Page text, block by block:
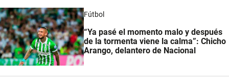
Fútbol
“Ya pasé el momento malo y después
de la tormenta viene la calma”: Chicho
Arango, delantero de Nacional